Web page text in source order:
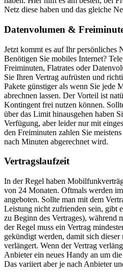
Netz diese haben und das gleiche
Datenvolumen &
Jetzt kommt es auf Ihr persönliches
Benötigen Sie mobiles Internet?
Freiminuten, Flatrates oder
Sie Ihren Vertrag aufrüsten und
Pakete günstiger als wenn Sie jede
abrechnen lassen. Der Vorteil ist
Kontingent frei nutzen können.
über das Limit hinausgehen haben
Verfügung, aber leider nur mit
den Freiminuten zahlen Sie
nach Minuten abgerechnet wird.
Vertragslaufzeit
In der Regel haben
von 24 Monaten. Oftmals werden
angeboten. Sollte man mit dem
Leistung nicht zufrienden sein, gibt
zu Beginn des Vertrages), während
der Regel muss ein Vertrag
gekündigt werden, damit sich dieser
verlängert. Wenn der Vertrag
Anbieter ein neues Handy an um
Das variiert aber je nach Anbieter